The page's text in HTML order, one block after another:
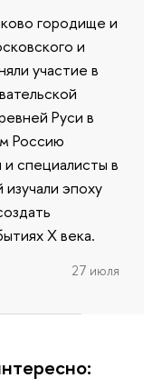
городище и
и
участие в
Руси в
Россию
специалисты в
эпоху
X века.
27 июля